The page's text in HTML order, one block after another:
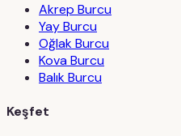
Akrep Burcu
Yay Burcu
Oğlak Burcu
Kova Burcu
Balık Burcu
Keşfet